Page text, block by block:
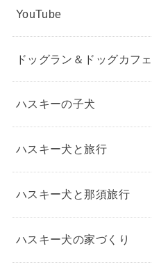
YouTube
ドッグラン＆ドッグカフェ
ハスキーの子犬
ハスキー犬と旅行
ハスキー犬と那須旅行
ハスキー犬の家づくり